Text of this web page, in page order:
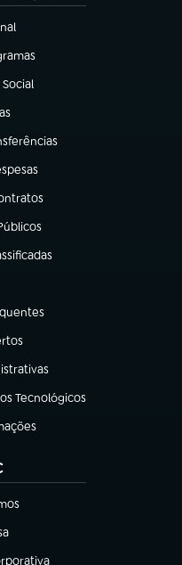
aba)
aba)
aba)
aba)
aba)
aba)
em nova aba)
aba)
Tecnológicos
aba)
aba)
nova aba)